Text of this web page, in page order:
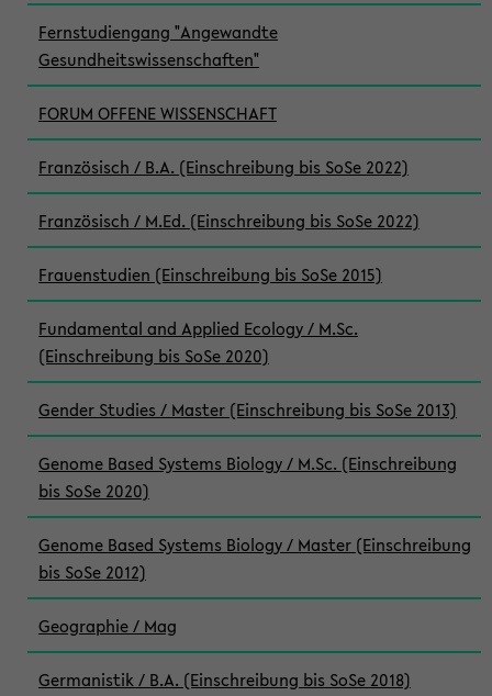
Fernstudiengang "Angewandte
Gesundheitswissenschaften"
FORUM OFFENE WISSENSCHAFT
Französisch / B.A. (Einschreibung bis SoSe 2022)
Französisch / M.Ed. (Einschreibung bis SoSe 2022)
Frauenstudien (Einschreibung bis SoSe 2015)
Fundamental and Applied Ecology / M.Sc.
(Einschreibung bis SoSe 2020)
Gender Studies / Master (Einschreibung bis SoSe 2013)
Genome Based Systems Biology / M.Sc. (Einschreibung
bis SoSe 2020)
Genome Based Systems Biology / Master (Einschreibung
bis SoSe 2012)
Geographie / Mag
Germanistik / B.A. (Einschreibung bis SoSe 2018)